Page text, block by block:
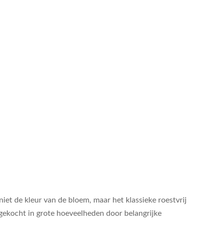
de kleur van de bloem, maar het klassieke roestvrij
in grote hoeveelheden door belangrijke